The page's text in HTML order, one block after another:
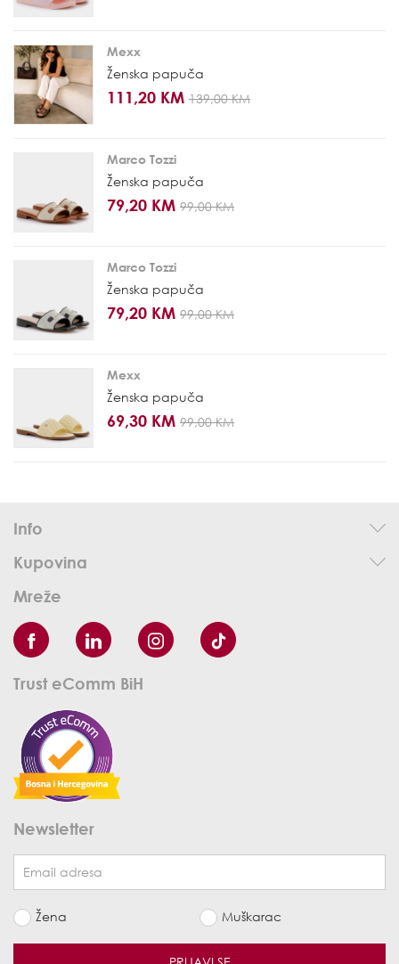
Mexx
Ženska papuča
111,20 KM 139,00 KM
Marco Tozzi
Ženska papuča
79,20 KM 99,00 KM
Marco Tozzi
Ženska papuča
79,20 KM 99,00 KM
Mexx
Ženska papuča
69,30 KM 99,00 KM
Info
Kupovina
Mreže
Trust eComm BiH
Newsletter
Žena Muškarac